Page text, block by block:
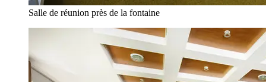
Salle de réunion près de la fontaine